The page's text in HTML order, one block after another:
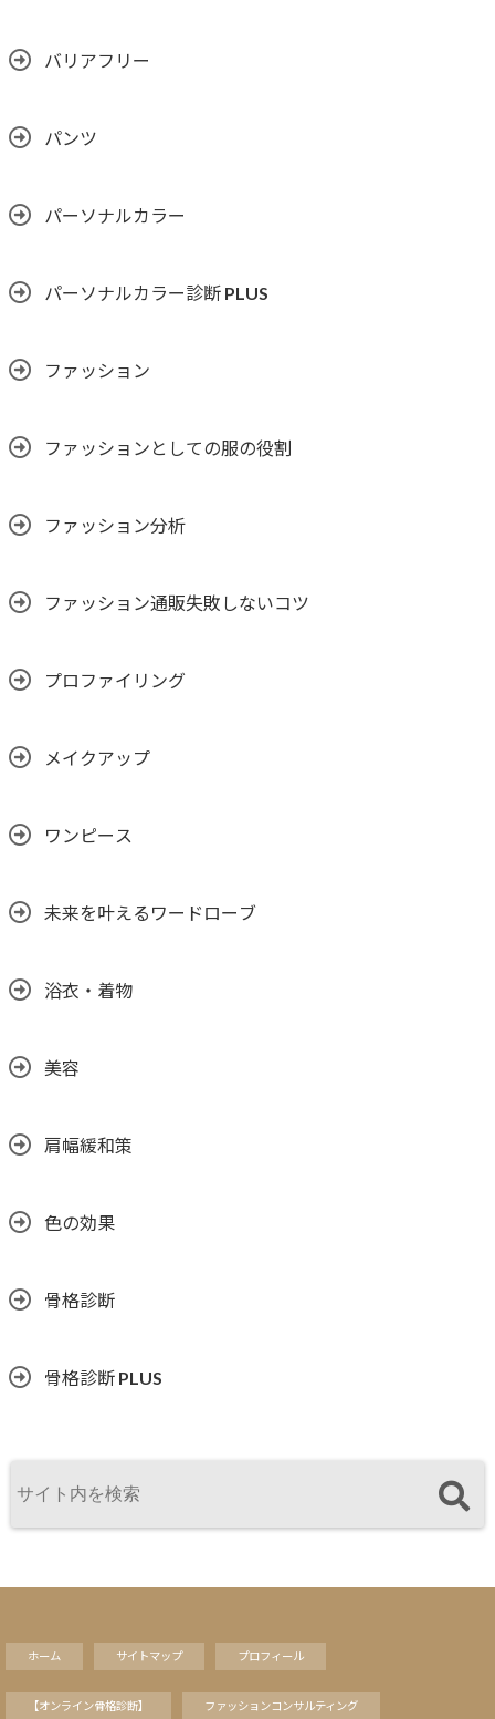
バリアフリー
パンツ
パーソナルカラー
パーソナルカラー診断 PLUS
ファッション
ファッションとしての服の役割
ファッション分析
ファッション通販失敗しないコツ
プロファイリング
メイクアップ
ワンピース
未来を叶えるワードローブ
浴衣・着物
美容
肩幅緩和策
色の効果
骨格診断
骨格診断 PLUS
ホーム サイトマップ プロフィール
【オンライン骨格診断】 ファッションコンサルティング